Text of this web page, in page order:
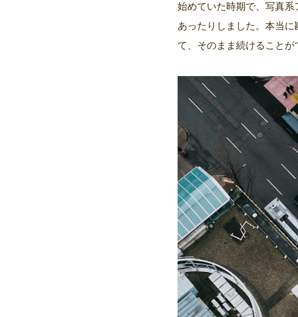
始めていた時期で、写真
あったりしました。本当
て、そのまま続けることが